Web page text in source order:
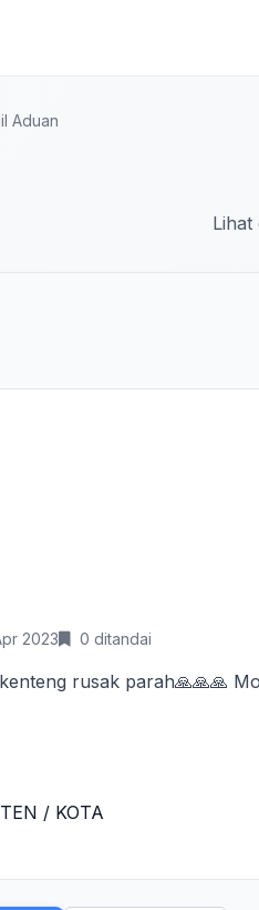
Aduan
Lihat
2023 0 ditandai
rusak parah🙏🙏🙏
/ KOTA